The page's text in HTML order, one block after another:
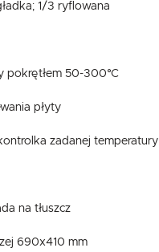
1/3 ryflowana
pokrętłem 50-300°C
płyty
zadanej temperatury
na tłuszcz
690x410 mm